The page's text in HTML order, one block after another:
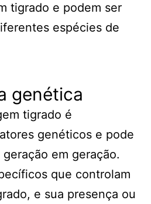
tigrado e podem ser
espécies de
genética
tigrado é
genéticos e pode
em geração.
que controlam
e sua presença ou